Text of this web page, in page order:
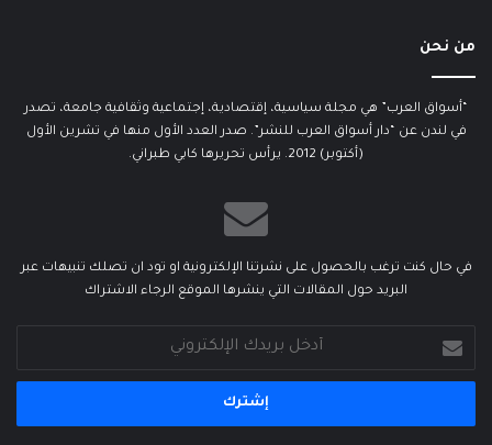
من نحن
“أسواق العرب” هي مجلة سياسية، إقتصادية، إجتماعية وثقافية جامعة، تصدر
في لندن عن “دار أسواق العرب للنشر”. صدر العدد الأول منها في تشرين الأول
(أكتوبر) 2012. يرأس تحريرها كابي طبراني.
في حال كنت ترغب بالحصول على نشرتنا الإلكترونية او تود ان تصلك تنبيهات عبر
البريد حول المقالات التي ينشرها الموقع الرجاء الاشتراك
بريدك
الإلكتروني